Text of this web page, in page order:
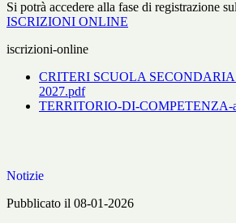
Si potrà accedere alla fase di registrazione
ISCRIZIONI ONLINE
iscrizioni-online
CRITERI SCUOLA
2027.pdf
TERRITORIO-DI-COMPETENZA-
Notizie
Pubblicato il 08-01-2026